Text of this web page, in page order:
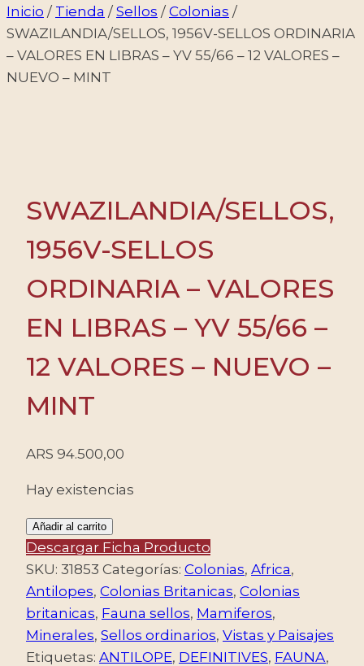
Inicio / Tienda / Sellos / Colonias /
SWAZILANDIA/SELLOS, 1956V-SELLOS ORDINARIA
– VALORES EN LIBRAS – YV 55/66 – 12 VALORES –
NUEVO – MINT
SWAZILANDIA/SELLOS,
1956V-SELLOS
ORDINARIA – VALORES
EN LIBRAS – YV 55/66 –
12 VALORES – NUEVO –
MINT
ARS 94.500,00
Hay existencias
SWAZILANDIA/SELLOS,
1956V-
SELLOS
ORDINARIA
-
VALORES
EN
Añadir al carrito
Descargar Ficha Producto
SKU: 31853 Categorías: Colonias, Africa,
Antilopes, Colonias Britanicas, Colonias
britanicas, Fauna sellos, Mamiferos,
Minerales, Sellos ordinarios, Vistas y Paisajes
Etiquetas: ANTILOPE, DEFINITIVES, FAUNA,